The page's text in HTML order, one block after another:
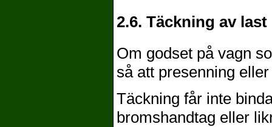
2.6. Täckning av last
Om godset på vagn
så att presenning
Täckning får inte
bromshandtag eller